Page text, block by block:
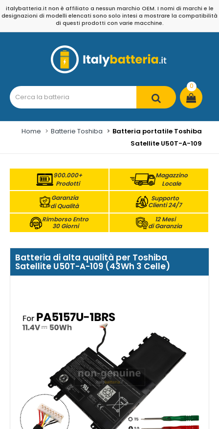
italybatteria.it non è affiliato a nessun marchio OEM. I nomi di marchi e le
designazioni di modelli elencati sono solo intesi a mostrare la compatibilità
di questi prodotti con varie macchine.
0
Home Batterie Toshiba
Batteria portatile Toshiba
Satellite U50T-A-109
900.000+
Prodotti
Magazzino
Locale
Garanzia
di Qualità
Supporto
Clienti 24/7
Rimborso Entro
30 Giorni
12 Mesi
di Garanzia
Batteria di alta qualità per Toshiba
Satellite U50T-A-109 (43Wh 3 Celle)